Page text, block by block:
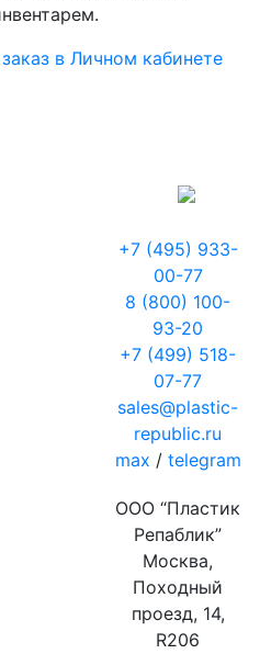
в Личном кабинете
+7 (495) 933-
00-77
8 (800) 100-
93-20
+7 (499) 518-
07-77
sales@plastic-
republic.ru
max / telegram
ООО “Пластик
Репаблик”
Москва,
Походный
проезд, 14,
R206